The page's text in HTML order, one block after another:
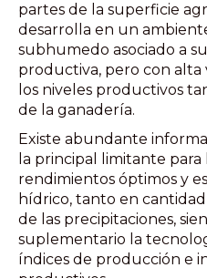
partes de la superficie
desarrolla en un
subhumedo asociado a
productiva, pero con
los niveles productivos
de la ganadería.
Existe abundante
la principal limitante
rendimientos óptimos y
hídrico, tanto en
de las precipitaciones,
suplementario la
índices de producción e